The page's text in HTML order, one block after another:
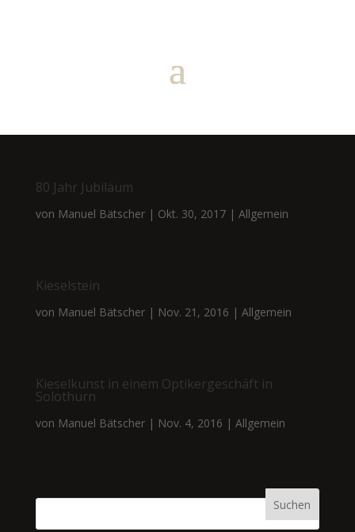
80 Jahr Jubiläum
von Manuel Bätscher| Okt. 30, 2017| Allgemein
Kieselstein
von Manuel Bätscher| Nov. 21, 2016 | Allgemein
Kieselkunst in einem Optikergeschäft in
Solothurn
von Manuel Bätscher| Nov. 4, 2016 | Allgemein